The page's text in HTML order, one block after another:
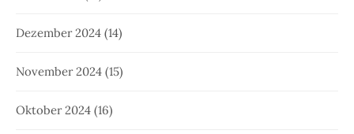
Dezember 2024 (14)
November 2024 (15)
Oktober 2024 (16)